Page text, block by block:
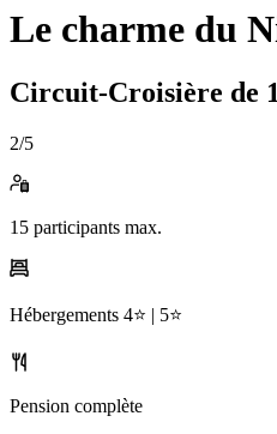
Le charme du
Circuit-Croisière de
2/5
15 participants max.
Hébergements 4⭐️ | 5⭐️
Pension complète